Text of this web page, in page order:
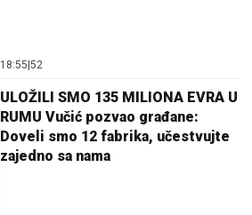
18:55 52
ULOŽILI SMO 135 MILIONA EVRA U
RUMU Vučić pozvao građane:
Doveli smo 12 fabrika, učestvujte
zajedno sa nama